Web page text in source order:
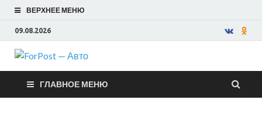
ВЕРХНЕЕ МЕНЮ
09.08.2026
ForPost —
Авто
ГЛАВНОЕ МЕНЮ